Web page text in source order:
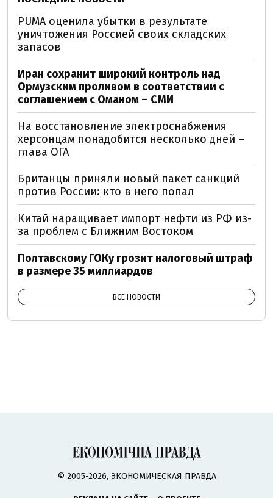
PUMA оценила убытки в результате
уничтожения Россией своих складских
запасов
Иран сохранит широкий контроль над
Ормузским проливом в соответствии с
соглашением с Оманом – СМИ
На восстановление электроснабжения
херсонцам понадобится несколько дней –
глава ОГА
Британцы приняли новый пакет санкций
против России: кто в него попал
Китай наращивает импорт нефти из РФ из-
за проблем с Ближним Востоком
Полтавскому ГОКу грозит налоговый штраф
в размере 35 миллиардов
ВСЕ НОВОСТИ
© 2005-2026, ЭКОНОМИЧЕСКАЯ ПРАВДА